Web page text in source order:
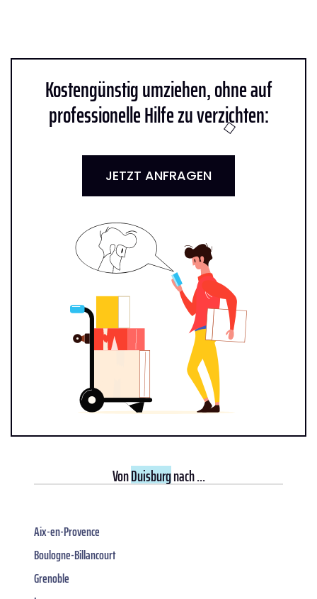
Kostengünstig umziehen, ohne auf
professionelle Hilfe zu verzichten:
JETZT ANFRAGEN
VonDuisburgnach ...
Aix-en-Provence
Boulogne-Billancourt
Grenoble